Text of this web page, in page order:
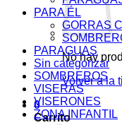
No hay
Volver a la
0
Carrito
PARA ÉL
GORRAS
PARAGUAS
Sin categorizar
SOMBREROS
VISERAS
VISERONES
ZONA INFANTIL